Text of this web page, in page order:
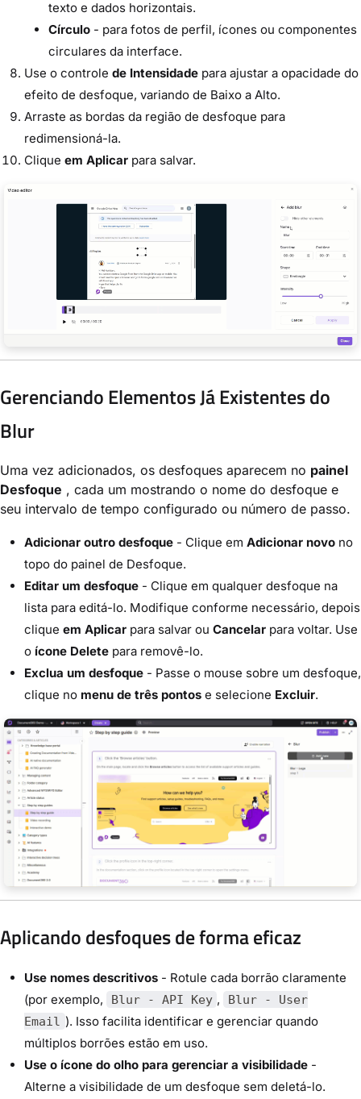
texto e dados horizontais.
Círculo - para fotos de perfil, ícones ou componentes
circulares da interface.
Use o controle de Intensidade para ajustar a opacidade do
efeito de desfoque, variando de Baixo a Alto.
Arraste as bordas da região de desfoque para
redimensioná-la.
Clique em Aplicar para salvar.
Gerenciando Elementos Já Existentes do
Blur
Uma vez adicionados, os desfoques aparecem no painel
Desfoque , cada um mostrando o nome do desfoque e
seu intervalo de tempo configurado ou número de passo.
Adicionar outro desfoque - Clique em Adicionar novo no
topo do painel de Desfoque.
Editar um desfoque - Clique em qualquer desfoque na
lista para editá-lo. Modifique conforme necessário, depois
clique em Aplicar para salvar ou Cancelar para voltar. Use
o ícone Delete para removê-lo.
Exclua um desfoque - Passe o mouse sobre um desfoque,
clique no menu de três pontos e selecione Excluir.
Aplicando desfoques de forma eficaz
Use nomes descritivos - Rotule cada borrão claramente
(por exemplo,
Blur - API Key ,
Blur - User
Email ). Isso facilita identificar e gerenciar quando
múltiplos borrões estão em uso.
Use o ícone do olho para gerenciar a visibilidade -
Alterne a visibilidade de um desfoque sem deletá-lo.